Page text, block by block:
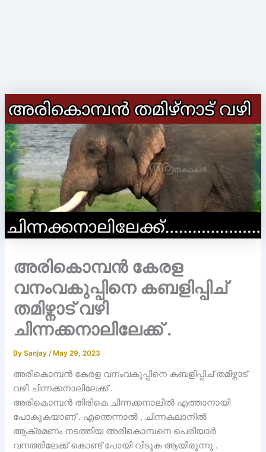
അരികൊമ്പൻ കേരള
വനംവകുപ്പിനെ കബളിപ്പിച്
തമിഴ്നാട് വഴി
ചിന്നക്കനാലിലേക്ക് .
BySanjay /May 29, 2023
അരികൊമ്പൻ കേരള വനംവകുപ്പിനെ കബളിപ്പിച് തമിഴ്നാട്
വഴി ചിന്നക്കനാലിലേക്ക് .
അരികൊമ്പൻ തിരികെ ചിന്നക്കനാലിൽ എത്താനായി
പോകുകയാണ് . എന്തെന്നാൽ , ചിന്നകലാനിൽ
ആക്രമണം നടത്തിയ അരികൊമ്പനെ പെരിയാർ
വനത്തിലേക്ക് കൊണ്ട് പോയി വിടുക ആയിരുന്നു .